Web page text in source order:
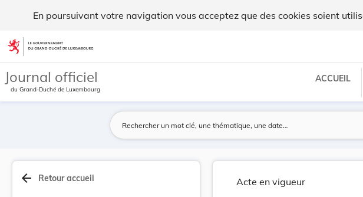
En poursuivant votre navigation vous acceptez que des cookies soient
Aller au contenu
Journal officiel
du Grand-Duché de Luxembourg
ACCUEIL
arrow_back Retour accueil Acte en vigueur